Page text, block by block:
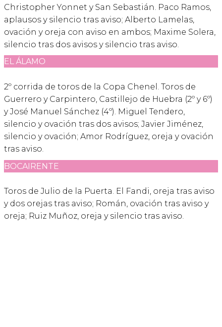
Christopher Yonnet y San Sebastián. Paco Ramos,
aplausos y silencio tras aviso; Alberto Lamelas,
ovación y oreja con aviso en ambos; Maxime Solera,
silencio tras dos avisos y silencio tras aviso.
EL ÁLAMO
2º corrida de toros de la Copa Chenel. Toros de
Guerrero y Carpintero, Castillejo de Huebra (2º y 6º)
y José Manuel Sánchez (4º). Miguel Tendero,
silencio y ovación tras dos avisos; Javier Jiménez,
silencio y ovación; Amor Rodríguez, oreja y ovación
tras aviso.
BOCAIRENTE
Toros de Julio de la Puerta. El Fandi, oreja tras aviso
y dos orejas tras aviso; Román, ovación tras aviso y
oreja; Ruiz Muñoz, oreja y silencio tras aviso.